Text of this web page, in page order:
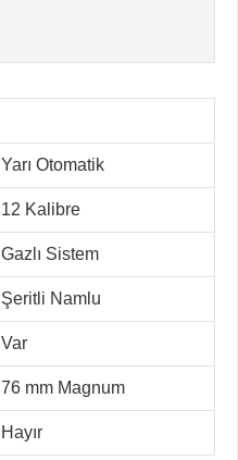
Yarı Otomatik
12 Kalibre
Gazlı Sistem
Şeritli Namlu
Var
76 mm Magnum
Hayır